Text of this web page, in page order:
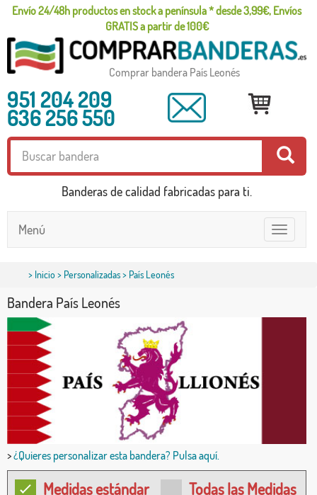
Envío 24/48h productos en stock a península * desde 3,99€, Envíos
GRATIS a partir de 100€
Comprar bandera País Leonés
951 204 209
636 256 550
Banderas de calidad fabricadas para ti.
Toggle
navigation
Menú
> Inicio> Personalizadas> País Leonés
Bandera País Leonés
>¿Quieres personalizar esta bandera? Pulsa aquí.
Medidas estándar Todas las Medidas